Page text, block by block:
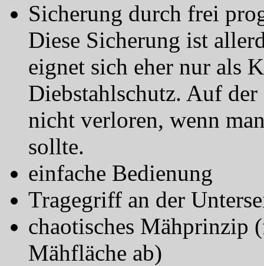
Sicherung durch frei
Diese Sicherung ist
eignet sich eher nur als
Diebstahlschutz. Auf der
nicht verloren, wenn
sollte.
einfache Bedienung
Tragegriff an der
chaotisches Mähprinzip
Mähfläche ab)